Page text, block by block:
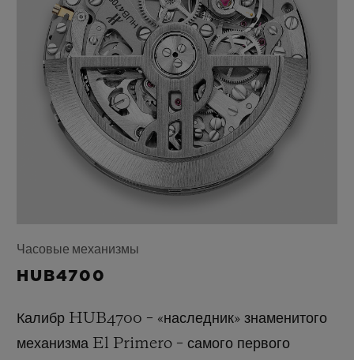
Часовые механизмы
HUB4700
Калибр HUB4700 – «наследник» знаменитого
механизма El Primero – самого первого